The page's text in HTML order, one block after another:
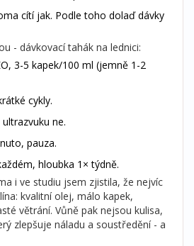
cítí jak. Podle toho dolaď dávky
- dávkovací tahák na lednici:
3-5 kapek/100 ml (jemně 1-2
cykly.
ne.
pauza.
hloubka 1× týdně.
i ve studiu jsem zjistila, že nejvíc
kvalitní olej, málo kapek,
větrání. Vůně pak nejsou kulisa,
zlepšuje náladu a soustředění - a